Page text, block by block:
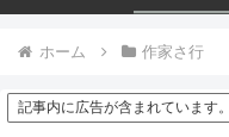
ホーム 作家さ行
記事内に広告が含まれています。